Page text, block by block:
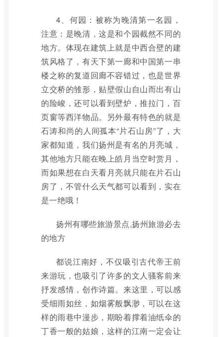
4、何园：被称为晚清第一名园，
注意：是晚清，这是和个园截然不同的
地方。体现在建筑上就是中西合壁的建
筑风格了，有天下第一廊和中国第一串
楼之称的复道回廊不容错过，也是世界
立交桥的雏形，贴壁假山自山而出有山
的险峻，还可以看到壁炉，推拉门，百
页窗等西洋物品。另外最有特色的就是
石涛和尚的人间孤本“片石山房”了，大
家都知道，我们扬州是有名的月亮城，
其他地方只能在晚上皓月当空时赏月，
而如果想在白天看月亮就只能在片石山
房了，不管什么天气都可以看到，实在
是一绝哦！
扬州有哪些旅游景点,扬州旅游必去
的地方
都说江南好，不仅吸引古代帝王前
来游玩，也吸引了许多的文人骚客前来
抒发感情，创作诗篇。来这里，可以感
受细雨如丝，如烟雾般飘渺，可以在这
样的雨巷中漫步，期盼着撑着油纸伞的
丁香一般的姑娘，这样的江南一定会让